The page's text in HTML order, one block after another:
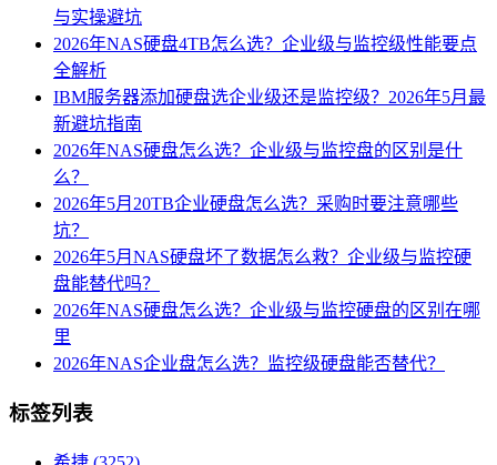
与实操避坑
2026年NAS硬盘4TB怎么选？企业级与监控级性能要点
全解析
IBM服务器添加硬盘选企业级还是监控级？2026年5月最
新避坑指南
2026年NAS硬盘怎么选？企业级与监控盘的区别是什
么？
2026年5月20TB企业硬盘怎么选？采购时要注意哪些
坑？
2026年5月NAS硬盘坏了数据怎么救？企业级与监控硬
盘能替代吗？
2026年NAS硬盘怎么选？企业级与监控硬盘的区别在哪
里
2026年NAS企业盘怎么选？监控级硬盘能否替代？
标签列表